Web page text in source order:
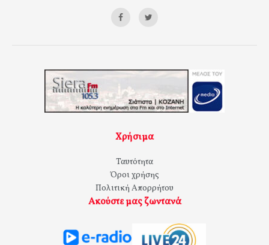
Χρήσιμα
Ταυτότητα
Όροι χρήσης
Πολιτική Απορρήτου
Ακούστε μας ζωντανά